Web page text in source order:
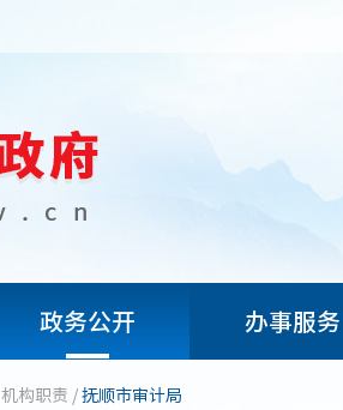
政务公开 办事服务
机构职责 /抚顺市审计局